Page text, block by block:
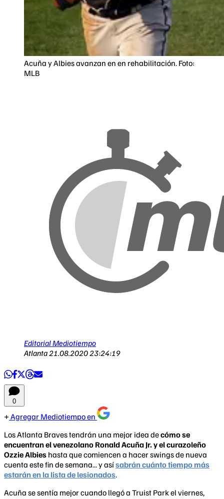
Acuña y Albies avanzan en en rehabilitación. Foto:
MLB
Editorial Mediotiempo
Atlanta21.08.2020 23:24:19
0
Agregar Mediotiempo en
Los Atlanta Braves tendrán una mejor idea decómo se
encuentran el venezolano Ronald Acuña Jr. y el curazoleño
Ozzie Albies hasta que comiencen a hacer swings de nueva
cuenta este fin de semana... y asísabrán cuánto tiempo más
estarán en la lista de lesionados.
Acuña se sentía mejor cuando llegó a Truist Park el viernes,